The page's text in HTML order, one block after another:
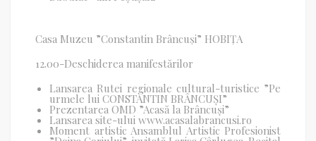
Casa Muzeu ”Constantin Brâncuși” HOBIȚA
12.00-Deschiderea manifestărilor
Lansarea Rutei regionale cultural-turistice ”Pe
urmele lui CONSTANTIN BRÂNCUȘI”
Prezentarea OMD ”Acasă la Brâncuși”
Lansarea site-ului www.acasalabrancusi.ro
Moment artistic Ansamblul Artistic Profesionist